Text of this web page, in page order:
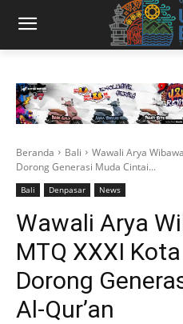
Beranda Bali
Wawali Arya
Dorong Generasi Muda Cintai...
Bali Denpasar News
Wawali Arya
MTQ XXXI
Dorong
Al-Qur’an